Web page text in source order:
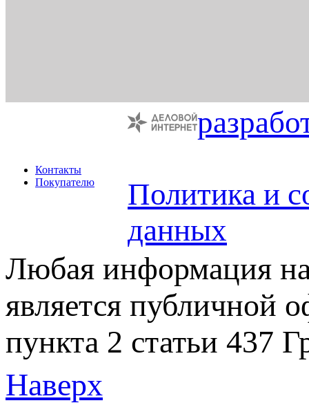
Контакты
Покупателю
Политика и
данных
Любая информация на
является публичной
пункта 2 статьи 437
Наверх